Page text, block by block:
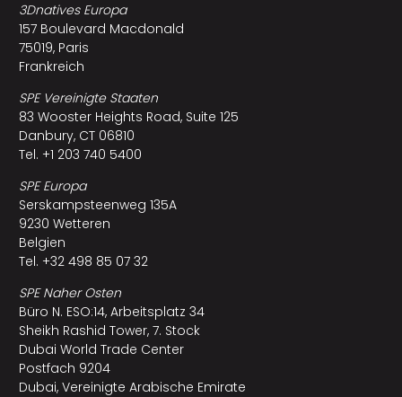
3Dnatives Europa
157 Boulevard Macdonald
75019, Paris
Frankreich
SPE Vereinigte Staaten
83 Wooster Heights Road, Suite 125
Danbury, CT 06810
Tel. +1 203 740 5400
SPE Europa
Serskampsteenweg 135A
9230 Wetteren
Belgien
Tel. +32 498 85 07 32
SPE Naher Osten
Büro N. ESO:14, Arbeitsplatz 34
Sheikh Rashid Tower, 7. Stock
Dubai World Trade Center
Postfach 9204
Dubai, Vereinigte Arabische Emirate